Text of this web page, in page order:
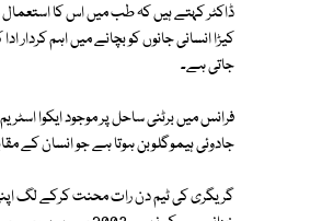
ڈاکٹر کہتے ہیں کہ طب میں اس کا
کیڑا انسانی جانوں کو بچانے میں اہم
جاتی ہے۔
فرانس میں برٹنی ساحل پر موجود ایکوا
جادوئی ہیموگلوبن ہوتا ہے جو انسان کے مقابلے میں 40 گنا زائد آکسیجن جسم کے